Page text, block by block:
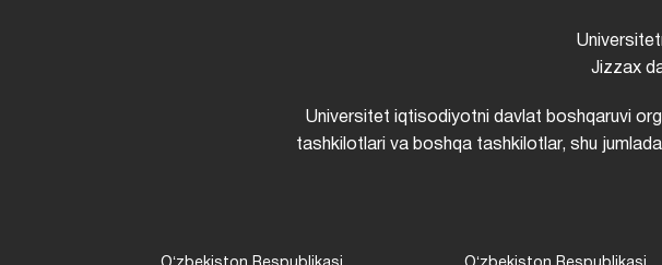
Jizzax
Universitet iqtisodiyotni davlat boshqaruvi
tashkilotlari va boshqa tashkilotlar, shu